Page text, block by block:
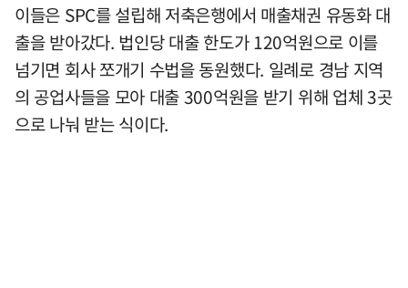
이들은 SPC를 설립해 저축은행에서 매출채권 유동화 대
출을 받아갔다. 법인당 대출 한도가 120억원으로 이를
넘기면 회사 쪼개기 수법을 동원했다. 일례로 경남 지역
의 공업사들을 모아 대출 300억원을 받기 위해 업체 3곳
으로 나눠 받는 식이다.